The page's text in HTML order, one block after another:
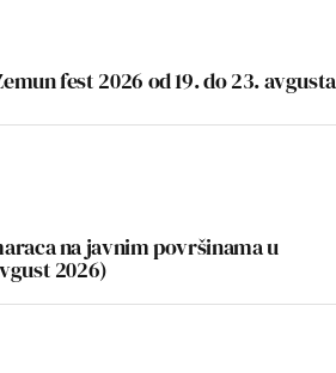
fest 2026 od 19. do 23. avgusta
na javnim površinama u
2026)